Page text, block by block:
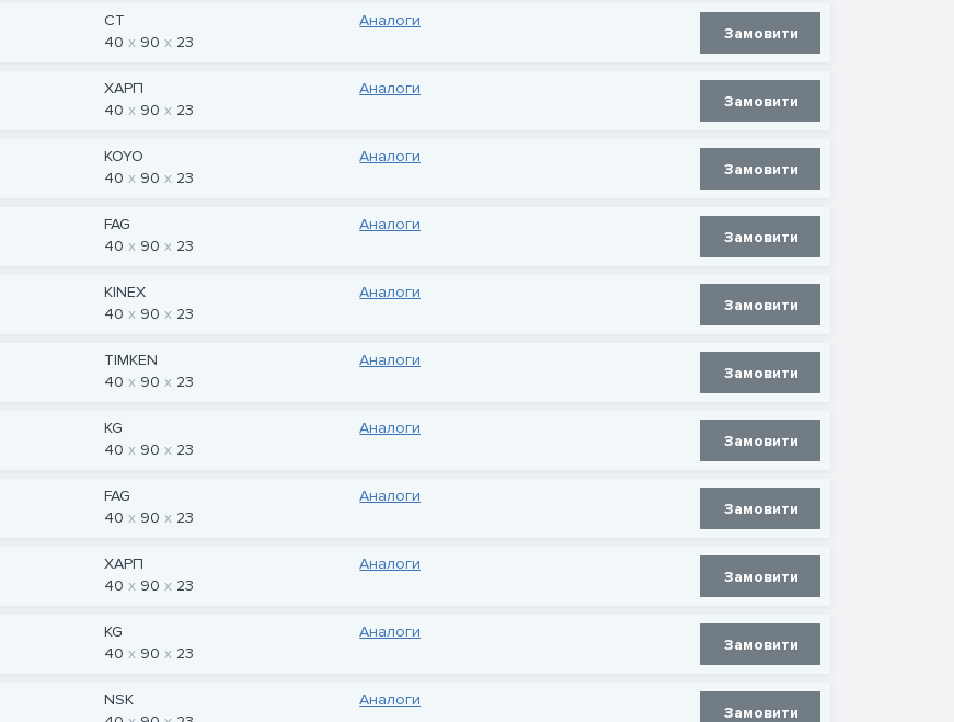
CT
40
90 23
Аналоги
Замовити
ХАРП
40
90 23
Аналоги
Замовити
KOYO
40
90 23
Аналоги
Замовити
FAG
40
90 23
Аналоги
Замовити
KINEX
40
90 23
Аналоги
Замовити
TIMKEN
40
90 23
Аналоги
Замовити
KG
40
90 23
Аналоги
Замовити
FAG
40
90 23
Аналоги
Замовити
ХАРП
40
90 23
Аналоги
Замовити
KG
40
90 23
Аналоги
Замовити
NSK
Аналоги
Замовити